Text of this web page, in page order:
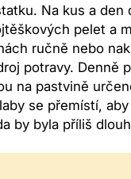
Na kus a
pelet a
ručně nebo
potravy. Denně
na pastvině
se přemístí,
by byla příliš